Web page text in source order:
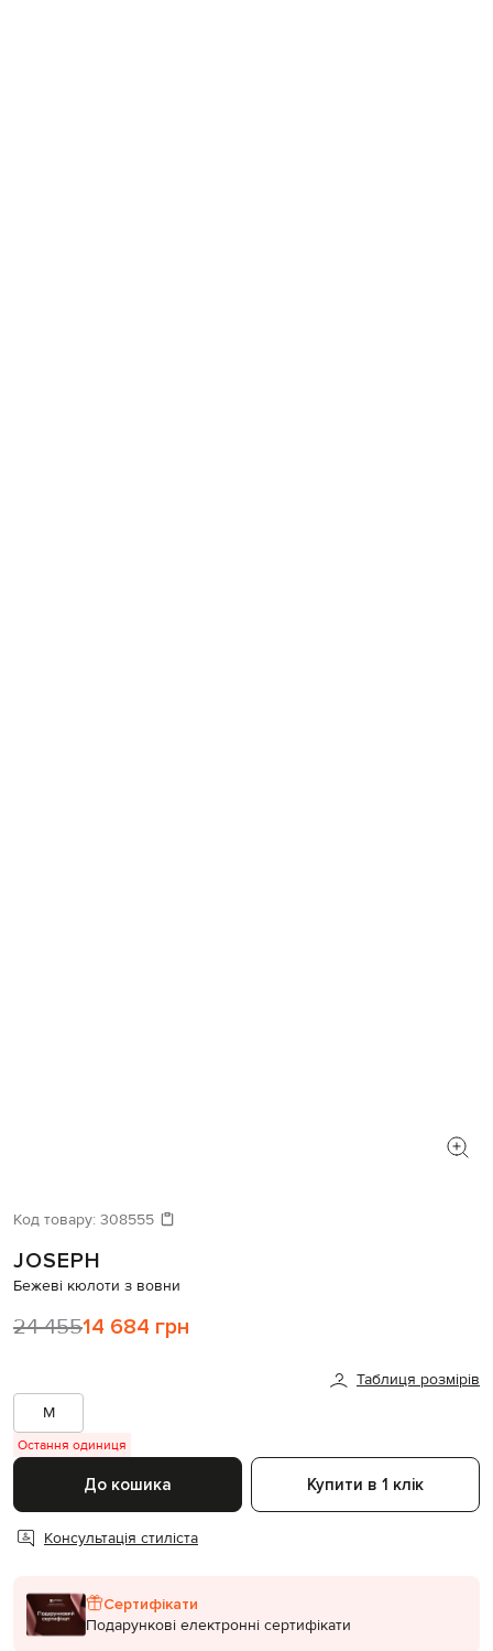
Код товару: 308555
JOSEPH
Бежеві кюлоти з вовни
24 45514 684 грн
Таблиця розмірів
M
Остання одиниця
До кошика Купити в 1 клік
Консультація стиліста
Сертифікати
Подарункові електронні сертифікати